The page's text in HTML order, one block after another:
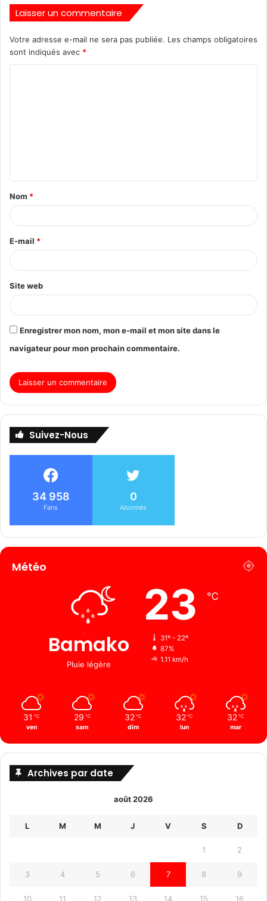
Laisser un commentaire
Votre adresse e-mail ne sera pas publiée. Les champs obligatoires
sont indiqués avec *
Nom *
E-mail *
Site web
Enregistrer mon nom, mon e-mail et mon site dans le
navigateur pour mon prochain commentaire.
Suivez-Nous
34 958
Fans
0
Abonnés
Météo
Bamako
Pluie légère
23 ℃
31º - 22º
87%
1.11 km/h
31 ℃
ven
29 ℃
sam
32 ℃
dim
32 ℃
lun
32 ℃
mar
Archives par date
août 2026
L M M J V S D
1 2
3 4 5 6 7 8 9
10 11 12 13 14 15 16